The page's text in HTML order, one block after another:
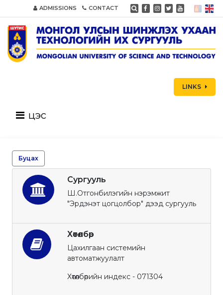
ADMISSIONS CONTACT
LINKS
цэс
Буцах
Сургууль
Ш.Отгонбилэгийн нэрэмжит
"Эрдэнэт цогцолбор" дээд сургууль
Хөтөлбөр
Цахилгаан системийн
автоматжуулалт
Хөтөлбөрийн индекс - 071304